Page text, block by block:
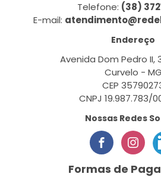
Telefone: (38)
E-mail:
Endereço
Avenida Dom Pedro II,
Curvelo - MG
CEP
CNPJ 19.987.783/
Nossas Redes
Formas de